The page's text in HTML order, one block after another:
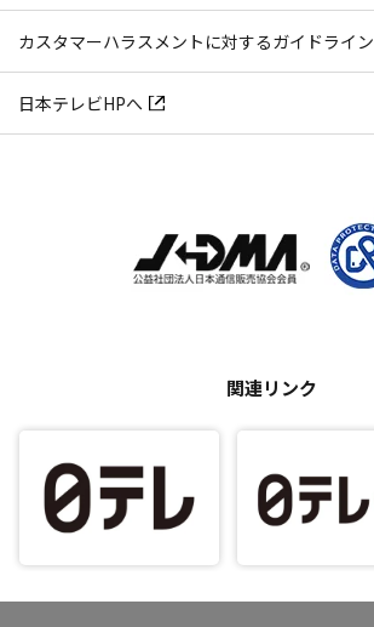
カスタマーハラスメントに対するガイドライン
日本テレビHPへ
関連リンク